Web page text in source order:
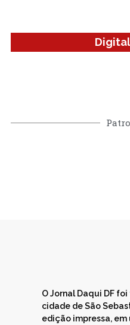
Digital
O Jornal Daqui DF
cidade de São
edição impressa,